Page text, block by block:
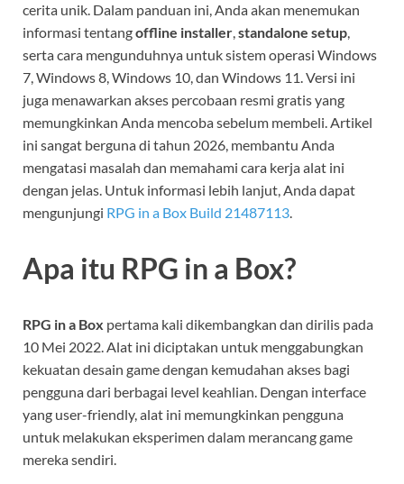
cerita unik. Dalam panduan ini, Anda akan menemukan
informasi tentangoffline installer,standalone setup,
serta cara mengunduhnya untuk sistem operasi Windows
7, Windows 8, Windows 10, dan Windows 11. Versi ini
juga menawarkan akses percobaan resmi gratis yang
memungkinkan Anda mencoba sebelum membeli. Artikel
ini sangat berguna di tahun 2026, membantu Anda
mengatasi masalah dan memahami cara kerja alat ini
dengan jelas. Untuk informasi lebih lanjut, Anda dapat
mengunjungi RPG in a Box Build 21487113.
Apa itu RPG in a Box?
RPG in a Box pertama kali dikembangkan dan dirilis pada
10 Mei 2022. Alat ini diciptakan untuk menggabungkan
kekuatan desain game dengan kemudahan akses bagi
pengguna dari berbagai level keahlian. Dengan interface
yang user-friendly, alat ini memungkinkan pengguna
untuk melakukan eksperimen dalam merancang game
mereka sendiri.